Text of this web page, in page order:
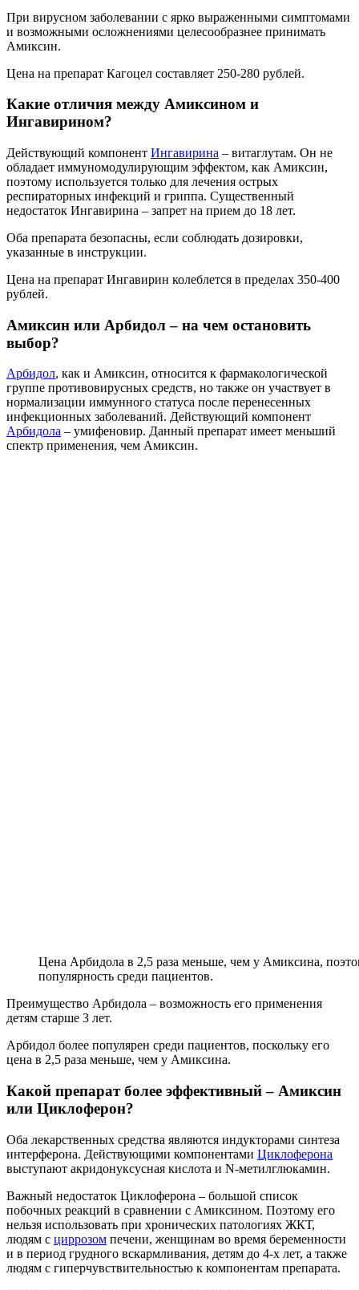
При вирусном заболевании с ярко выраженными симптомами
и возможными осложнениями целесообразнее принимать
Амиксин.
Цена на препарат Кагоцел составляет 250-280 рублей.
Какие отличия между Амиксином и
Ингавирином?
Действующий компонент Ингавирина – витаглутам. Он не
обладает иммуномодулирующим эффектом, как Амиксин,
поэтому используется только для лечения острых
респираторных инфекций и гриппа. Существенный
недостаток Ингавирина – запрет на прием до 18 лет.
Оба препарата безопасны, если соблюдать дозировки,
указанные в инструкции.
Цена на препарат Ингавирин колеблется в пределах 350-400
рублей.
Амиксин или Арбидол – на чем остановить
выбор?
Арбидол, как и Амиксин, относится к фармакологической
группе противовирусных средств, но также он участвует в
нормализации иммунного статуса после перенесенных
инфекционных заболеваний. Действующий компонент
Арбидола – умифеновир. Данный препарат имеет меньший
спектр применения, чем Амиксин.
Цена Арбидола в 2,5 раза меньше, чем у Амиксина,
популярность среди пациентов.
Преимущество Арбидола – возможность его применения
детям старше 3 лет.
Арбидол более популярен среди пациентов, поскольку его
цена в 2,5 раза меньше, чем у Амиксина.
Какой препарат более эффективный – Амиксин
или Циклоферон?
Оба лекарственных средства являются индукторами синтеза
интерферона. Действующими компонентами Циклоферона
выступают акридонуксусная кислота и N-метилглюкамин.
Важный недостаток Циклоферона – большой список
побочных реакций в сравнении с Амиксином. Поэтому его
нельзя использовать при хронических патологиях ЖКТ,
людям с циррозом печени, женщинам во время беременности
и в период грудного вскармливания, детям до 4-х лет, а также
людям с гиперчувствительностью к компонентам препарата.